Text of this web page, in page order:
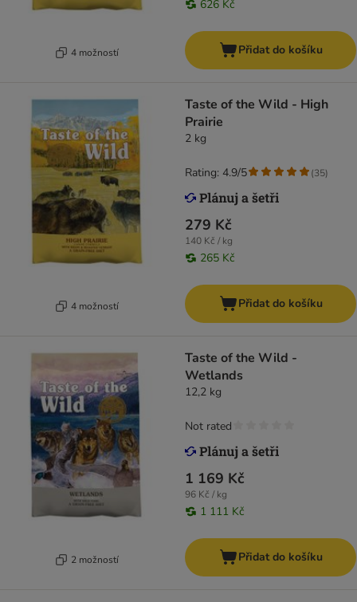
4 možností
626 Kč
Přidat do košíku
4 možností
Taste of the Wild - High
Prairie
2 kg
279 Kč
140 Kč / kg
265 Kč
Rating: 4.9/5 (35)
Přidat do košíku
2 možností
Taste of the Wild -
Wetlands
12,2 kg
1 169 Kč
96 Kč / kg
1 111 Kč
Not rated
Přidat do košíku